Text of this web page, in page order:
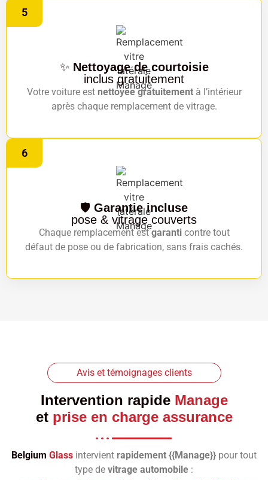
5
✨ Nettoyage de courtoisie
inclus gratuitement
Votre voiture est nettoyée gratuitementà l’intérieur
après chaque remplacement de vitrage.
6
🛡️ Garantie incluse
pose & vitrage couverts
Chaque remplacement estgaranticontre tout
défaut de pose ou de fabrication, sans frais cachés.
Avis et témoignages clients
Intervention rapide Manage
et prise en charge assurance
Belgium Glass intervient rapidement {{Manage}} pour tout
type de vitrage automobile :